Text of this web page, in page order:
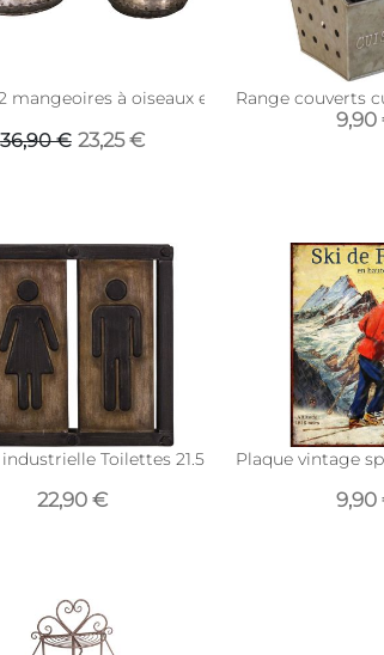
de 6) (Assiettes creuses - 23 cm)
mangeoires à oiseaux en zinc
36,90 € 23,25 €
Range couverts
9,90
Toilettes 21.5 cm
22,90 €
Plaque vintage
9,90